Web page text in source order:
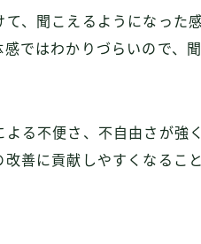
、聞こえるようになった
ではわかりづらいので、
る不便さ、不自由さが強
善に貢献しやすくなるこ